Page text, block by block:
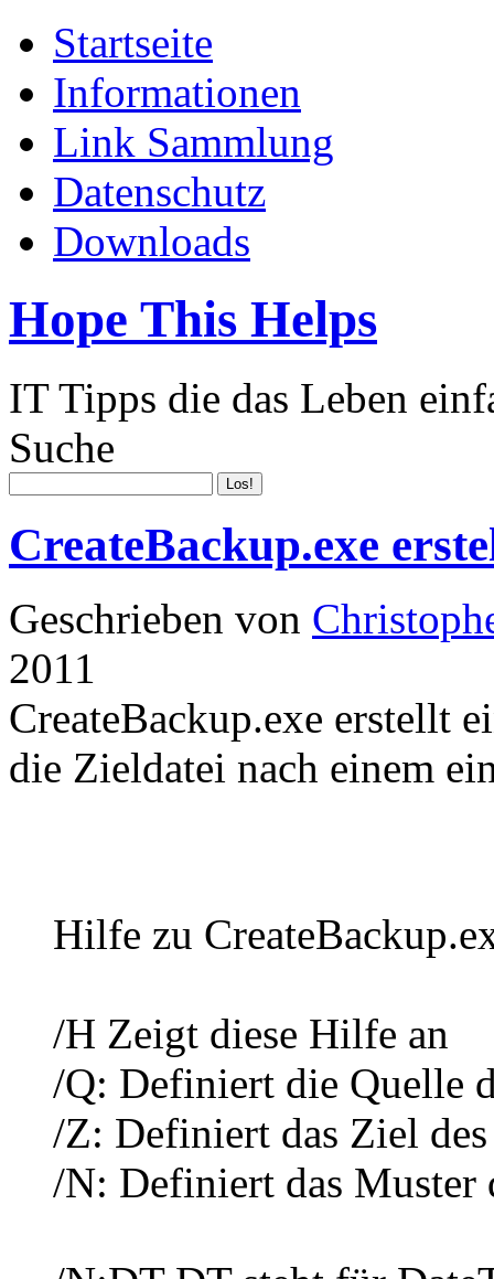
Startseite
Informationen
Link Sammlung
Datenschutz
Downloads
Hope This Helps
IT Tipps die das Leben
Suche
CreateBackup.exe
Geschrieben von
2011
CreateBackup.exe erstellt
die Zieldatei nach einem
Hilfe zu
/H Zeigt diese Hilfe an
/Q: Definiert die Quelle
/Z: Definiert das Ziel
/N: Definiert das Muster